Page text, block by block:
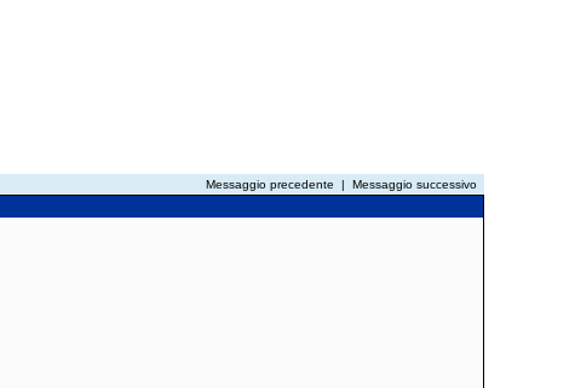
Messaggio precedente | Messaggio successivo